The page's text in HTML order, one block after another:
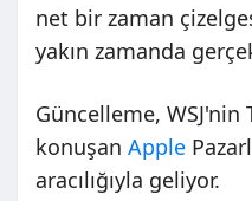
net bir zaman
yakın zamanda
Güncelleme, WSJ'nin
konuşan Apple
aracılığıyla geliyor.